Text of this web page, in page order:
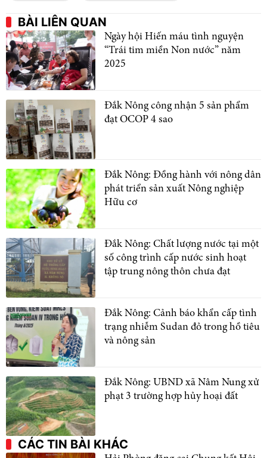
BÀI LIÊN QUAN
Ngày hội Hiến máu tình nguyện
“Trái tim miền Non nước” năm
2025
Đắk Nông công nhận 5 sản phẩm
đạt OCOP 4 sao
Đắk Nông: Đồng hành với nông dân
phát triển sản xuất Nông nghiệp
Hữu cơ
Đắk Nông: Chất lượng nước tại một
số công trình cấp nước sinh hoạt
tập trung nông thôn chưa đạt
Đắk Nông: Cảnh báo khẩn cấp tình
trạng nhiễm Sudan đỏ trong hồ tiêu
và nông sản
Đắk Nông: UBND xã Nâm Nung xử
phạt 3 trường hợp hủy hoại đất
CÁC TIN BÀI KHÁC